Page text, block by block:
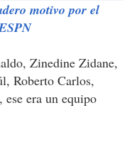
motivo por el
Zinedine Zidane,
Roberto Carlos,
era un equipo